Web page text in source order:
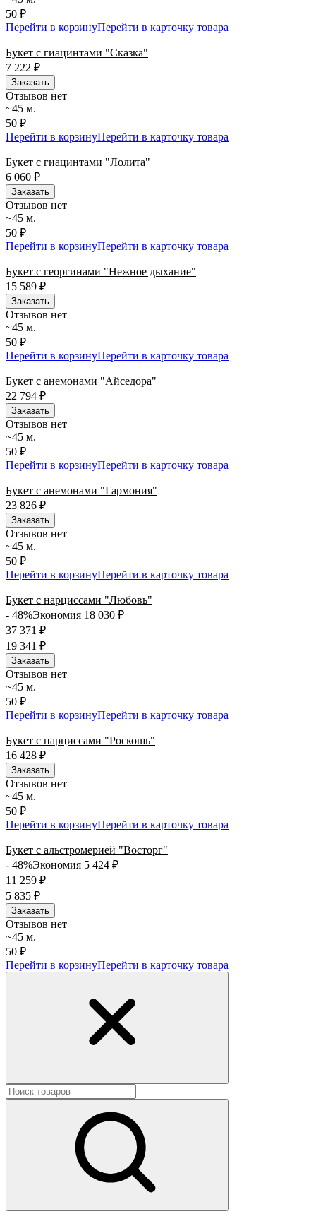
50 ₽
Перейти в корзинуПерейти в карточку товара
Букет с гиацинтами "Сказка"
7 222 ₽
Заказать
Отзывов нет
~45 м.
50 ₽
Перейти в корзинуПерейти в карточку товара
Букет с гиацинтами "Лолита"
6 060 ₽
Заказать
Отзывов нет
~45 м.
50 ₽
Перейти в корзинуПерейти в карточку товара
Букет с георгинами "Нежное дыхание"
15 589 ₽
Заказать
Отзывов нет
~45 м.
50 ₽
Перейти в корзинуПерейти в карточку товара
Букет с анемонами "Айседора"
22 794 ₽
Заказать
Отзывов нет
~45 м.
50 ₽
Перейти в корзинуПерейти в карточку товара
Букет с анемонами "Гармония"
23 826 ₽
Заказать
Отзывов нет
~45 м.
50 ₽
Перейти в корзинуПерейти в карточку товара
Букет с нарциссами "Любовь"
- 48%Экономия 18 030 ₽
37 371 ₽
19 341 ₽
Заказать
Отзывов нет
~45 м.
50 ₽
Перейти в корзинуПерейти в карточку товара
Букет с нарциссами "Роскошь"
16 428 ₽
Заказать
Отзывов нет
~45 м.
50 ₽
Перейти в корзинуПерейти в карточку товара
Букет с альстромерией "Восторг"
- 48%Экономия 5 424 ₽
11 259 ₽
5 835 ₽
Заказать
Отзывов нет
~45 м.
50 ₽
Перейти в корзинуПерейти в карточку товара